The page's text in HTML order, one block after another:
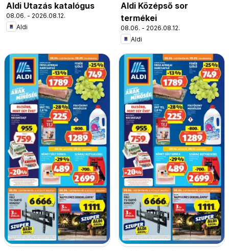
Aldi Utazás katalógus
08.06. - 2026.08.12.
Aldi
Aldi Középső sor
termékei
08.06. - 2026.08.12.
Aldi